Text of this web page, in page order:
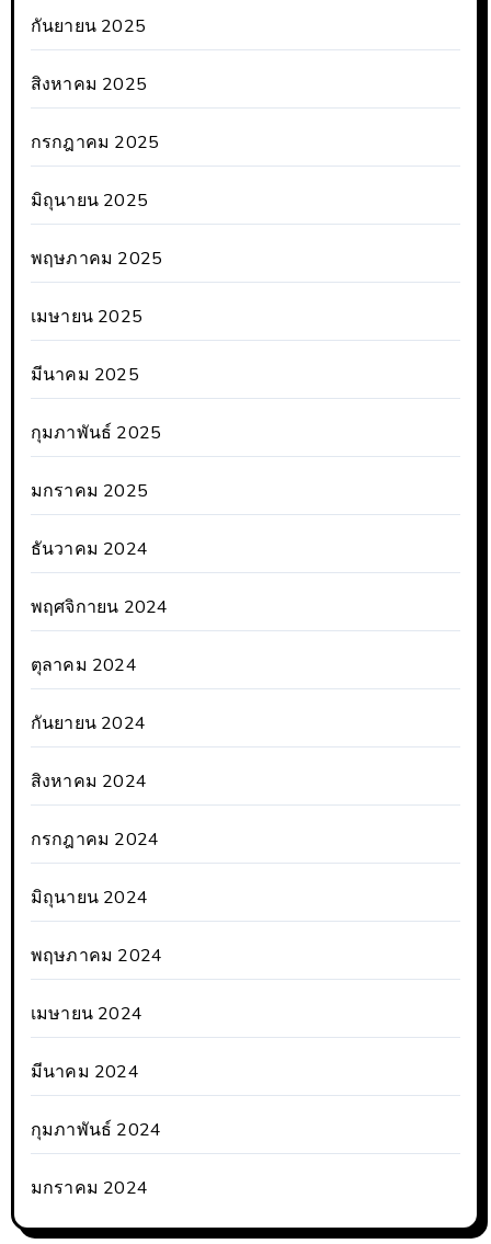
กันยายน 2025
สิงหาคม 2025
กรกฎาคม 2025
มิถุนายน 2025
พฤษภาคม 2025
เมษายน 2025
มีนาคม 2025
กุมภาพันธ์ 2025
มกราคม 2025
ธันวาคม 2024
พฤศจิกายน 2024
ตุลาคม 2024
กันยายน 2024
สิงหาคม 2024
กรกฎาคม 2024
มิถุนายน 2024
พฤษภาคม 2024
เมษายน 2024
มีนาคม 2024
กุมภาพันธ์ 2024
มกราคม 2024